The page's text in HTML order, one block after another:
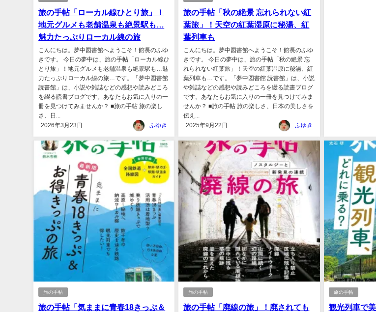
旅の手帖「ローカル線ひとり旅」！
地元グルメも老舗温泉も絶景駅も…
魅力たっぷりローカル線の旅
こんにちは。夢中図書館へようこそ！館長のふゆ
きです。 今日の夢中は、旅の手帖「ローカル線ひ
とり旅」！地元グルメも老舗温泉も絶景駅も…魅
力たっぷりローカル線の旅…です。「夢中図書館
読書館」は、小説や雑誌などの感想や読みどころ
を綴る読書ブログです。あなたもお気に入りの一
冊を見つけてみませんか？ ■旅の手帖 旅の楽し
さ、日...
2026年3月23日
ふゆき
旅の手帖「秋の絶景 忘れられない紅
葉旅」！天空の紅葉湿原に秘湯、紅
葉列車も
こんにちは。夢中図書館へようこそ！館長のふゆ
きです。 今日の夢中は、旅の手帖「秋の絶景 忘
れられない紅葉旅」！天空の紅葉湿原に秘湯、紅
葉列車も…です。「夢中図書館 読書館」は、小説
や雑誌などの感想や読みどころを綴る読書ブログ
です。あなたもお気に入りの一冊を見つけてみま
せんか？ ■旅の手帖 旅の楽しさ、日本の美しさを
伝え...
2025年9月22日
ふゆき
旅の手帖
旅の手帖「気ままに青春18きっぷ＆
旅の手帖
旅の手帖「廃線の旅」！廃されても
旅の手帖
観光列車で